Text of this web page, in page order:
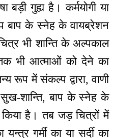
बड़ी गुह्य है। कर्मयोगी या
बाप के स्नेह के वायब्रेशन
भी शान्ति के अल्पकाल
भी आत्माओं को देने का
रूप में संकल्प द्वारा, वाणी
सुख-शान्ति, बाप के स्नेह के
है। तब जड़ चित्रों में
गर्मी का या सर्दी का